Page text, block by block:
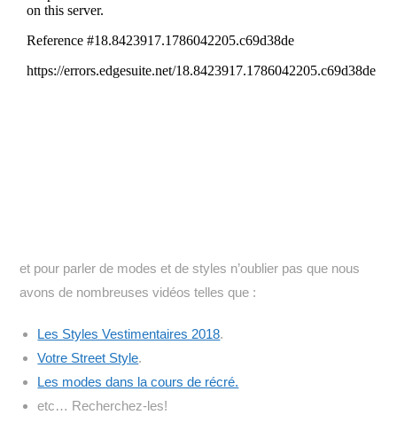
et pour parler de modes et de styles n’oublier pas que nous
avons de nombreuses vidéos telles que :
Les Styles Vestimentaires 2018.
Votre Street Style.
Les modes dans la cours de récré.
etc… Recherchez-les!